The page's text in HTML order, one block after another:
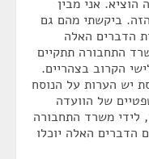
אני מבין
ביקשתי מהם גם
הדברים האלה
התחבורה תתקיים
הקרוב בצהריים.
יש הערות על הנוסח
של הוועדה
לידי משרד התחבורה
הדברים האלה יוכלו